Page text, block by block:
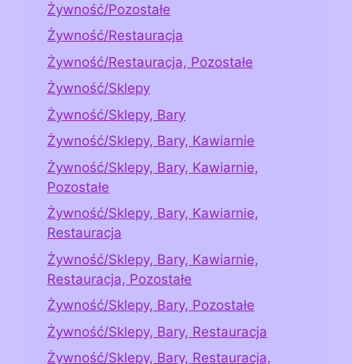
Żywność/Pozostałe
Żywność/Restauracja
Żywność/Restauracja, Pozostałe
Żywność/Sklepy
Żywność/Sklepy, Bary
Żywność/Sklepy, Bary, Kawiarnie
Żywność/Sklepy, Bary, Kawiarnie,
Pozostałe
Żywność/Sklepy, Bary, Kawiarnie,
Restauracja
Żywność/Sklepy, Bary, Kawiarnie,
Restauracja, Pozostałe
Żywność/Sklepy, Bary, Pozostałe
Żywność/Sklepy, Bary, Restauracja
Żywność/Sklepy, Bary, Restauracja,